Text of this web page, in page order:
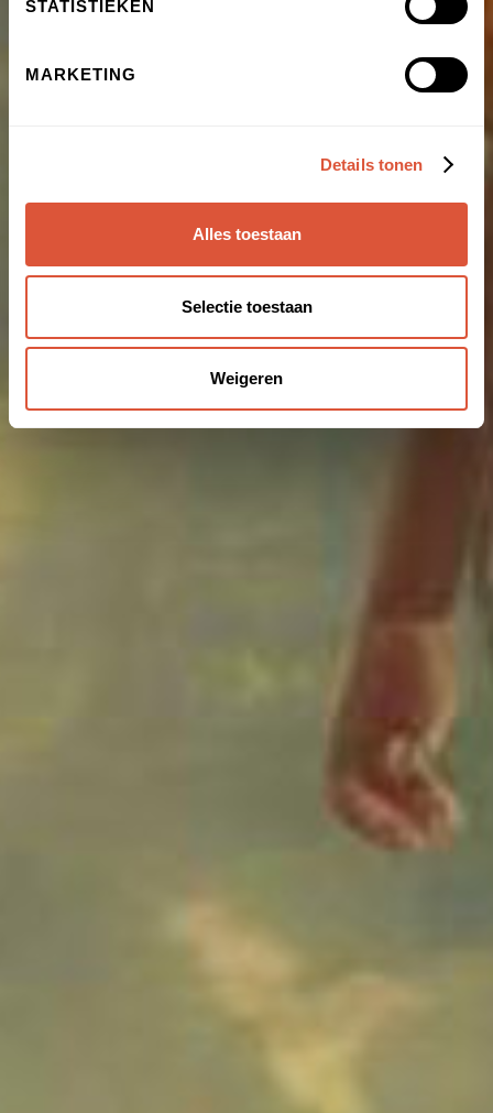
STATISTIEKEN
MARKETING
Details tonen
Alles toestaan
Selectie toestaan
Weigeren